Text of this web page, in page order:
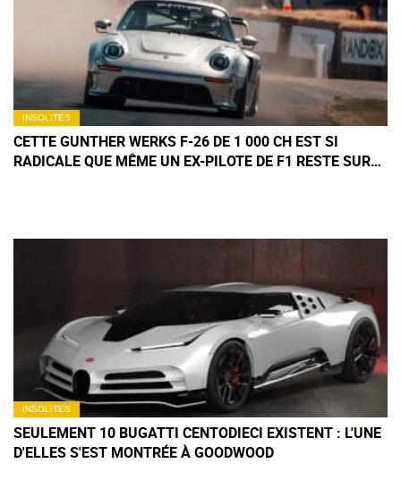
INSOLITES
CETTE GUNTHER WERKS F-26 DE 1 000 CH EST SI
RADICALE QUE MÊME UN EX-PILOTE DE F1 RESTE SUR
INSOLITES
SEULEMENT 10 BUGATTI CENTODIECI EXISTENT : L'UNE
D'ELLES S'EST MONTRÉE À GOODWOOD